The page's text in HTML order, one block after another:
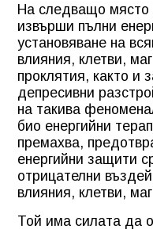
На следващо
извърши пълни
установяване на
влияния, клетви,
проклятия, както и
депресивни
на такива
био енергийни
премахва,
енергийни защити
отрицателни
влияния, клетви,
Той има силата да